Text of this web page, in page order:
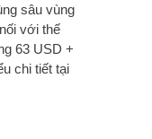
sâu vùng
với thế
63 USD +
chi tiết tại